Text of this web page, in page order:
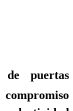
de puertas